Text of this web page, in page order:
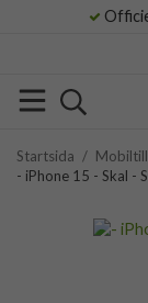
Startsida /
- iPhone 15 - Skal -